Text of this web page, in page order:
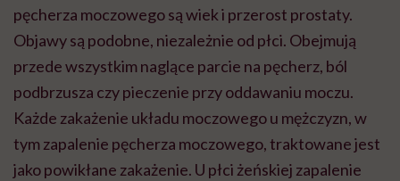
pęcherza moczowego są wiek i przerost prostaty.
Objawy są podobne, niezależnie od płci. Obejmują
przede wszystkim naglące parcie na pęcherz, ból
podbrzusza czy pieczenie przy oddawaniu moczu.
Każde zakażenie układu moczowego u mężczyzn, w
tym zapalenie pęcherza moczowego, traktowane jest
jako powikłane zakażenie. U płci żeńskiej zapalenie